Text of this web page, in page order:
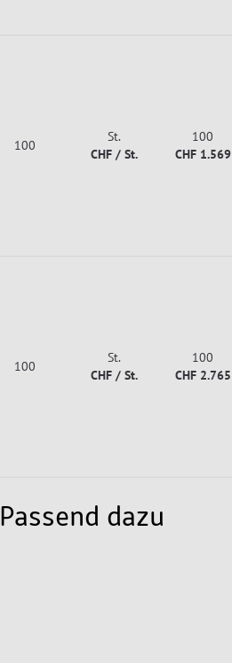
100
St.
CHF / St.
100
CHF 1.569
100
St.
CHF / St.
100
CHF 2.765
Passend dazu